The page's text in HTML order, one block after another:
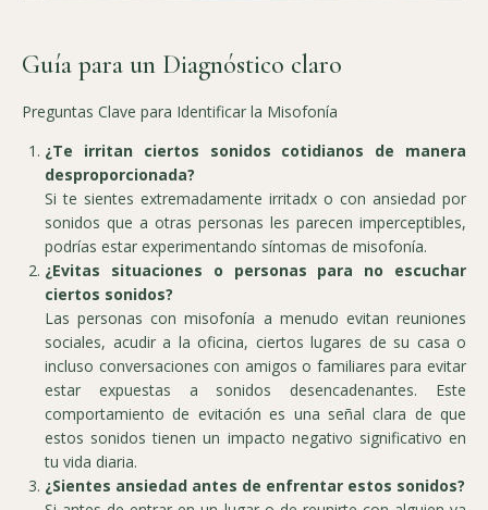
Guía para un Diagnóstico claro
Preguntas Clave para Identificar la Misofonía
¿Te irritan ciertos sonidos cotidianos de manera
desproporcionada?
Si te sientes extremadamente irritadx o con ansiedad por
sonidos que a otras personas les parecen imperceptibles,
podrías estar experimentando síntomas de misofonía.
¿Evitas situaciones o personas para no escuchar
ciertos sonidos?
Las personas con misofonía a menudo evitan reuniones
sociales, acudir a la oficina, ciertos lugares de su casa o
incluso conversaciones con amigos o familiares para evitar
estar expuestas a sonidos desencadenantes. Este
comportamiento de evitación es una señal clara de que
estos sonidos tienen un impacto negativo significativo en
tu vida diaria.
¿Sientes ansiedad antes de enfrentar estos sonidos?